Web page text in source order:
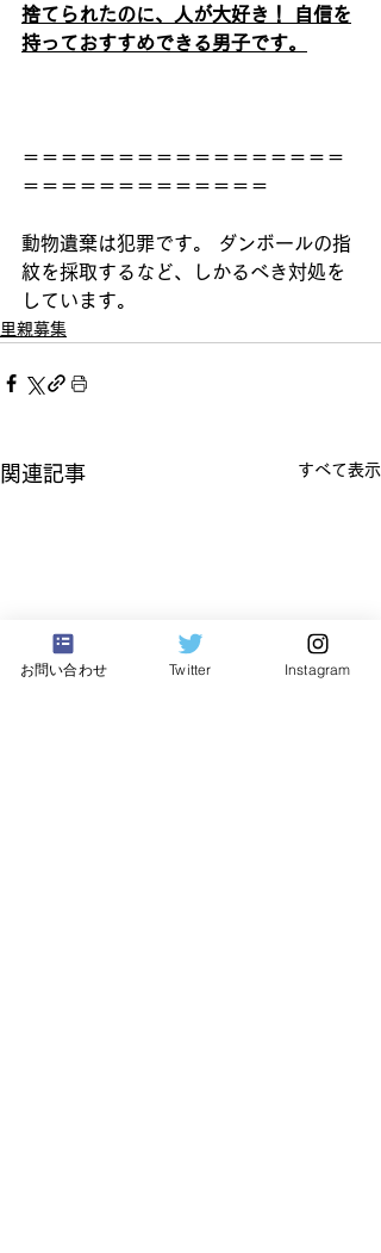
捨てられたのに、人が大好き！ 自信を
持っておすすめできる男子です。
＝＝＝＝＝＝＝＝＝＝＝＝＝＝＝＝＝
＝＝＝＝＝＝＝＝＝＝＝＝＝
動物遺棄は犯罪です。 ダンボールの指
紋を採取するなど、しかるべき対処を
しています。
里親募集
関連記事 すべて表示
お問い合わせ Twitter Instagram